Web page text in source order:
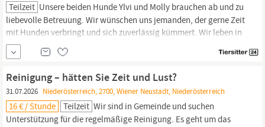
Teilzeit Unsere beiden Hunde Ylvi und Molly brauchen ab und zu
liebevolle Betreuung. Wir wünschen uns jemanden, der gerne Zeit
mit Hunden verbringt und sich zuverlässig kümmert. Wir leben in
und suchen gelegentlich Unterstützung für Spaziergänge, Check-
In Besuche sowie Ganz- oder Halbtagesbetreuung.
Reinigung – hätten Sie Zeit und Lust?
31.07.2026 Niederösterreich, 2700, Wiener Neustadt, Niederösterreich
16 € / Stunde Teilzeit Wir sind in Gemeinde und suchen
Unterstützung für die regelmäßige Reinigung. Es geht um das